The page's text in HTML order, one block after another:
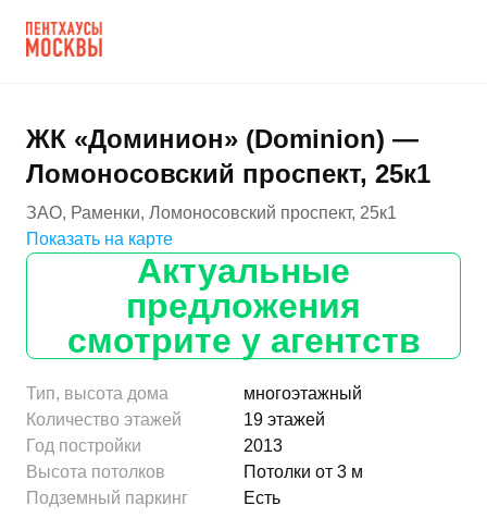
ЖК «Доминион» (Dominion) —
Ломоносовский проспект, 25к1
ЗАО, Раменки, Ломоносовский проспект, 25к1
Показать на карте
Актуальные
предложения
смотрите у агентств
Тип, высота дома
многоэтажный
Количество этажей
19 этажей
Год постройки
2013
Высота потолков
Потолки от 3 м
Подземный паркинг
Есть